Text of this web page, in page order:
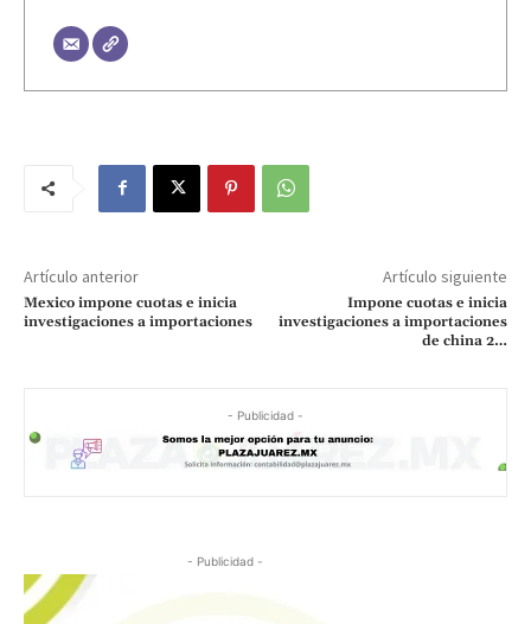
Artículo anterior
Mexico impone cuotas e inicia
investigaciones a importaciones
Artículo siguiente
Impone cuotas e inicia
investigaciones a importaciones
de china 2…
- Publicidad -
- Publicidad -